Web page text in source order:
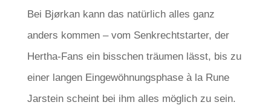
Bei Bjørkan kann das natürlich alles ganz
anders kommen – vom Senkrechtstarter, der
Hertha-Fans ein bisschen träumen lässt, bis zu
einer langen Eingewöhnungsphase à la Rune
Jarstein scheint bei ihm alles möglich zu sein.